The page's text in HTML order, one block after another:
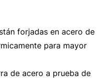
forjadas en acero de
para mayor
de acero a prueba de